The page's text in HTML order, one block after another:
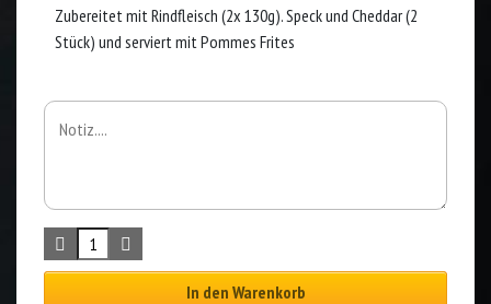
Zubereitet mit Rindfleisch (2x 130g). Speck und Cheddar (2
Stück) und serviert mit Pommes Frites
In den Warenkorb